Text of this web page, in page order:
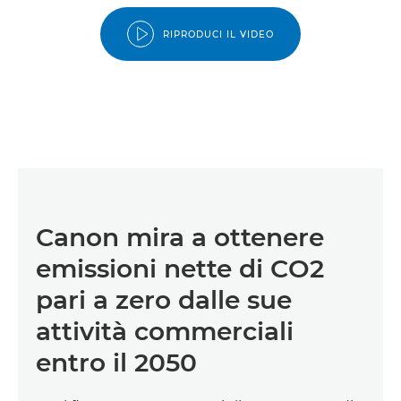
RIPRODUCI IL VIDEO
Canon mira a ottenere
emissioni nette di CO2
pari a zero dalle sue
attività commerciali
entro il 2050